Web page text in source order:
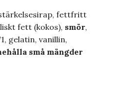
fettfritt
fett (kokos), smör,
gelatin, vanillin,
små mängder